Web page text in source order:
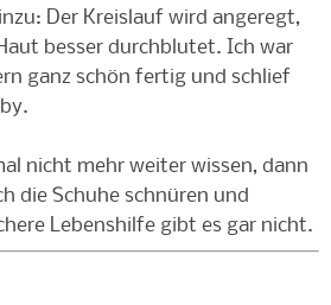
Der Kreislauf wird angeregt,
besser durchblutet. Ich war
ganz schön fertig und schlief
nicht mehr weiter wissen, dann
die Schuhe schnüren und
Lebenshilfe gibt es gar nicht.